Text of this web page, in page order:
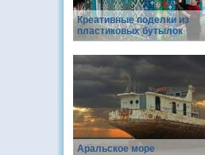
Креативные поделки из
пластиковых бутылок
Аральское море